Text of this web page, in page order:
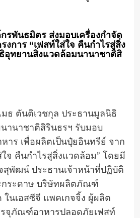
รพันธมิตร ส่งมอบเครื่องกำจัด
งการ “เฟสท์ใส่ใจ คืนกำไรสู่สิ่ง
อุทยานสิ่งแวดล้อมนานาชาติสิ
มธ ตันติเวชกุล ประธานมูลนิธิ
านาชาติสิรินธรฯ รับมอบ
าร เพื่อผลิตเป็นปุ๋ยอินทรีย์ จาก
ใจ คืนกำไรสู่สิ่งแวดล้อม” โดยมี
สุพัฒน์ ประธานเจ้าหน้าที่ปฏิบัติ
กระดาษ บริษัทผลิตภัณฑ์
ในเอสซีจี แพคเกจจิ้ง ผู้ผลิต
จุภัณฑ์อาหารปลอดภัยเฟสท์